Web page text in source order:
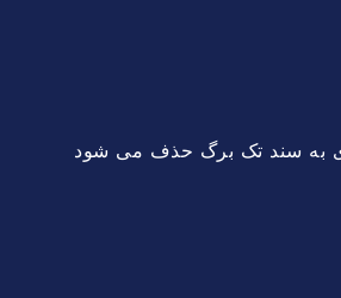
ای به سند تک برگ حذف می شود